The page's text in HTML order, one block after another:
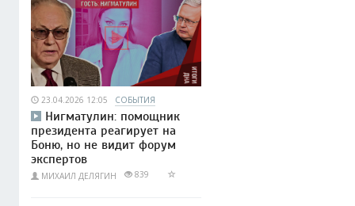
23.04.2026 12:05 СОБЫТИЯ
Нигматулин: помощник
президента реагирует на
Боню, но не видит форум
экспертов
МИХАИЛ ДЕЛЯГИН 839